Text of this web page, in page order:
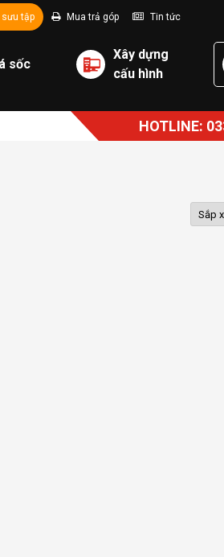
sưu tập Mua trả góp Tin tức
sốc
Xây dựng
cấu hình
HOTLINE: